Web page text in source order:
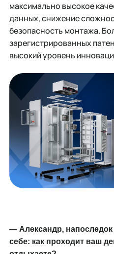
максимально высокое
данных, снижение
безопасность монтажа.
зарегистрированных
высокий уровень
— Александр, напоследок
себе: как проходит ваш